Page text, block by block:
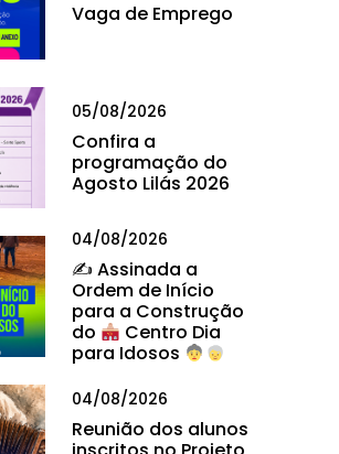
Vaga de Emprego
05/08/2026
Confira a
programação do
Agosto Lilás 2026
04/08/2026
✍ Assinada a
Ordem de Início
para a Construção
do
Centro Dia
para Idosos
04/08/2026
Reunião dos alunos